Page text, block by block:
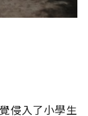
侵入了小學生